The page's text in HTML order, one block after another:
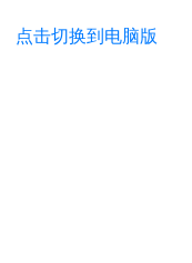
点击切换到电脑版